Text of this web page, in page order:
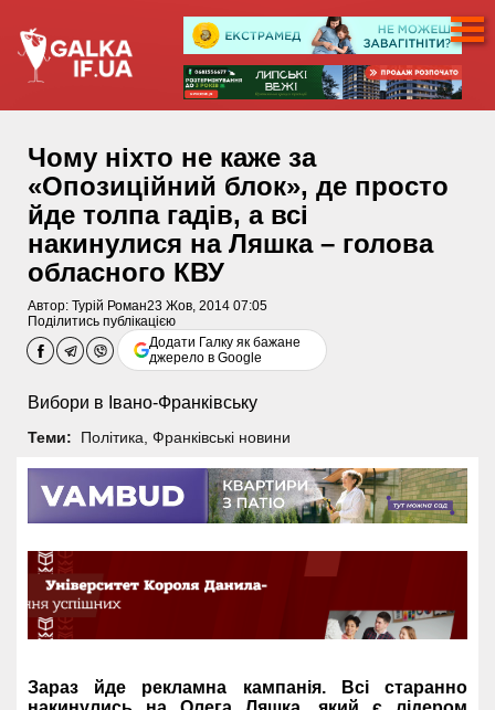
Чому ніхто не каже за
«Опозиційний блок», де просто
йде толпа гадів, а всі
накинулися на Ляшка – голова
обласного КВУ
Автор: Турій Роман23 Жов, 2014 07:05
Поділитись публікацією
Додати Галку як бажане
джерело в Google
Вибори в Івано-Франківську
Теми: Політика Франківські новини
Зараз йде рекламна кампанія. Всі старанно